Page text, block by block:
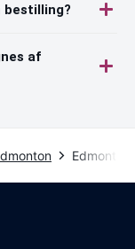
bestilling?
af